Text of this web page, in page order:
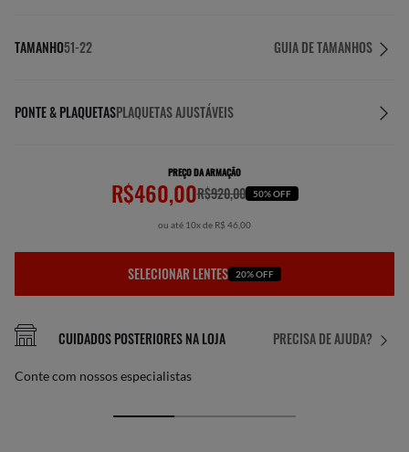
TAMANHO51-22 GUIA DE TAMANHOS
PONTE & PLAQUETASPLAQUETAS AJUSTÁVEIS
PREÇO DA ARMAÇÃO
R$460,00R$920,00 50% OFF
ou até 10x de R$ 46,00
SELECIONAR LENTES 20% OFF
PRECISA DE AJUDA?
CUIDADOS POSTERIORES NA LOJA
Conte com nossos especialistas